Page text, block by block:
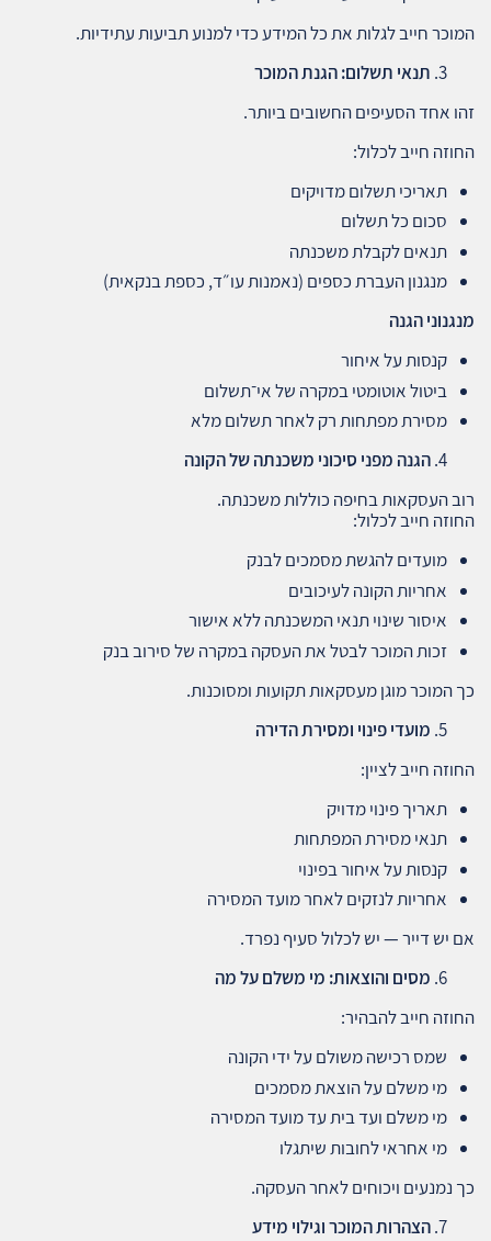
המוכר חייב לגלות את כל המידע כדי למנוע תביעות עתידיות.
תנאי תשלום: הגנת המוכר
זהו אחד הסעיפים החשובים ביותר.
החוזה חייב לכלול:
תאריכי תשלום מדויקים
סכום כל תשלום
תנאים לקבלת משכנתה
מנגנון העברת כספים (נאמנות עו״ד, כספת בנקאית)
מנגנוני הגנה
קנסות על איחור
ביטול אוטומטי במקרה של אי־תשלום
מסירת מפתחות רק לאחר תשלום מלא
הגנה מפני סיכוני משכנתה של הקונה
רוב העסקאות בחיפה כוללות משכנתה.
החוזה חייב לכלול:
מועדים להגשת מסמכים לבנק
אחריות הקונה לעיכובים
איסור שינוי תנאי המשכנתה ללא אישור
זכות המוכר לבטל את העסקה במקרה של סירוב בנק
כך המוכר מוגן מעסקאות תקועות ומסוכנות.
מועדי פינוי ומסירת הדירה
החוזה חייב לציין:
תאריך פינוי מדויק
תנאי מסירת המפתחות
קנסות על איחור בפינוי
אחריות לנזקים לאחר מועד המסירה
אם יש דייר — יש לכלול סעיף נפרד.
מסים והוצאות: מי משלם על מה
החוזה חייב להבהיר:
שמס רכישה משולם על ידי הקונה
מי משלם על הוצאת מסמכים
מי משלם ועד בית עד מועד המסירה
מי אחראי לחובות שיתגלו
כך נמנעים ויכוחים לאחר העסקה.
הצהרות המוכר וגילוי מידע